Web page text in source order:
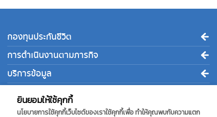
ยินยอมให้ใช้คุกกี้
นโยบายการใช้คุกกี้เว็บไซต์ของเราใช้คุกกี้เพื่อ ทำให้คุณพบกับความแตก
กองทุนประกันชีวิต
การดำเนินงานตามภารกิจ
บริการข้อมูล